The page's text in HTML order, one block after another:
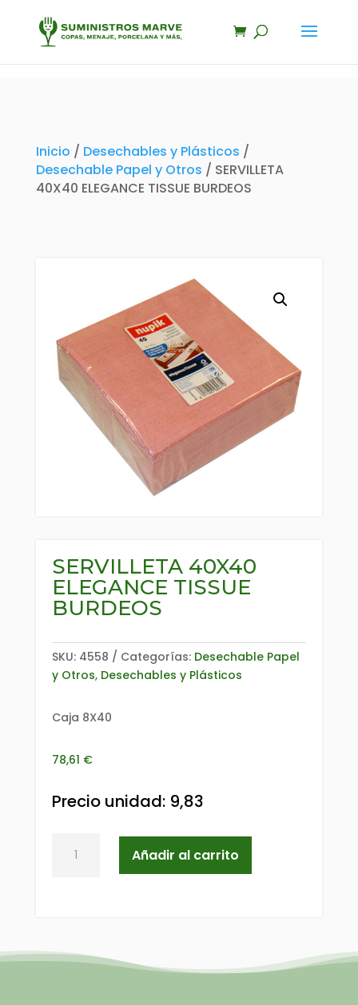
Inicio / Desechables y Plásticos /
Desechable Papel y Otros / SERVILLETA
40X40 ELEGANCE TISSUE BURDEOS
SERVILLETA 40X40
ELEGANCE TISSUE
BURDEOS
SKU: 4558 Categorías: Desechable Papel
y Otros, Desechables y Plásticos
Caja 8X40
78,61 €
Precio unidad: 9,83
40X40
Añadir al carrito